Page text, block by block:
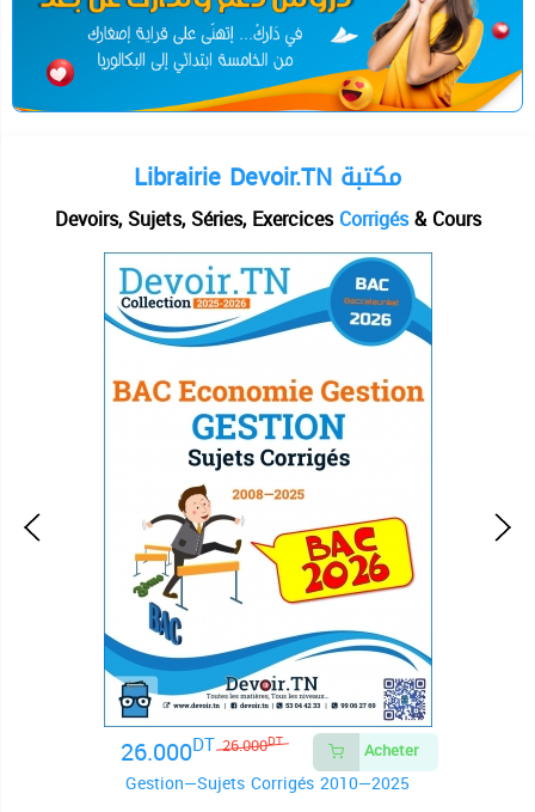
Librairie Devoir.TN مكتبة
Devoirs, Sujets, Séries, ExercicesCorrigés& Cours
26.000DT
26.000DT Acheter
Gestion—Sujets Corrigés 2010—2025